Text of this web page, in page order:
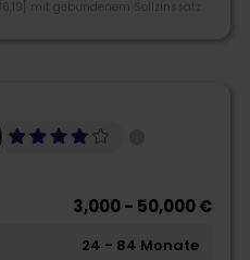
mit gebundenem Sollzinssatz
3,000 - 50,000 €
24 - 84 Monate